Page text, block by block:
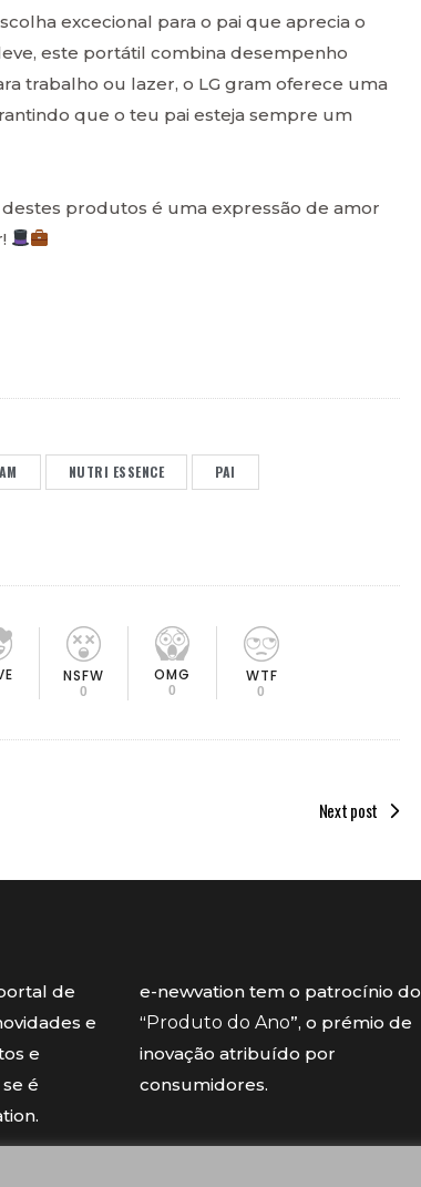
excecional para o pai que aprecia o
este portátil combina desempenho
trabalho ou lazer, o LG gram oferece uma
que o teu pai esteja sempre um
produtos é uma expressão de amor
NUTRI ESSENCE PAI
NSFW
0
OMG
0
WTF
0
Next post
de
e
e
é
e-newvation tem o patrocínio do
“ Produto do Ano”, o prémio de
inovação atribuído por
consumidores.